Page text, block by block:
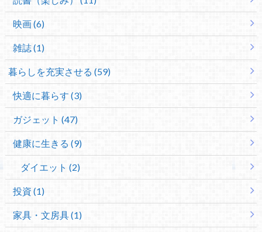
映画 (6)
雑誌 (1)
暮らしを充実させる (59)
快適に暮らす (3)
ガジェット (47)
健康に生きる (9)
ダイエット (2)
投資 (1)
家具・文房具 (1)